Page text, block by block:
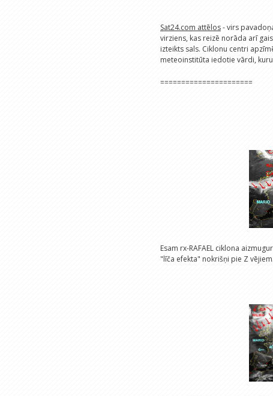
Sat24.com attēlos- virs
virziens, kas reizē norāda arī
izteikts sals. Ciklonu centri
meteoinstitūta iedotie vārdi,
======================
Esam rx-RAFAEL ciklona
"līča efekta" nokrišņi pie Z vējiem.